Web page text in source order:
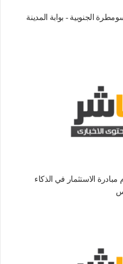
الجنوبية - بوابة المدينة
مبادرة الاستثمار في الذكاء